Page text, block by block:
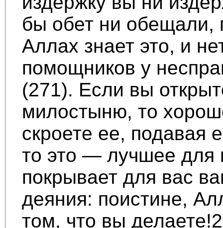
бы обет ни обещали,
Аллах знает это, и
помощников у
(271). Если вы
милостыню, то
скроете ее, подавая
то это — лучшее для
покрывает для вас
деяния: поистине,
том, что вы